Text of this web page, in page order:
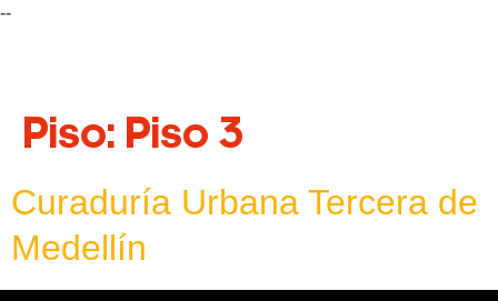
--
Piso: Piso 3
Curaduría Urbana Tercera de
Medellín